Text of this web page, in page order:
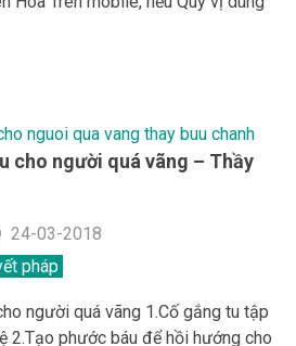
cho người quá vãng – Thầy
24-03-2018
pháp
người quá vãng 1.Cố gắng tu tập
2.Tạo phước báu để hồi hướng cho